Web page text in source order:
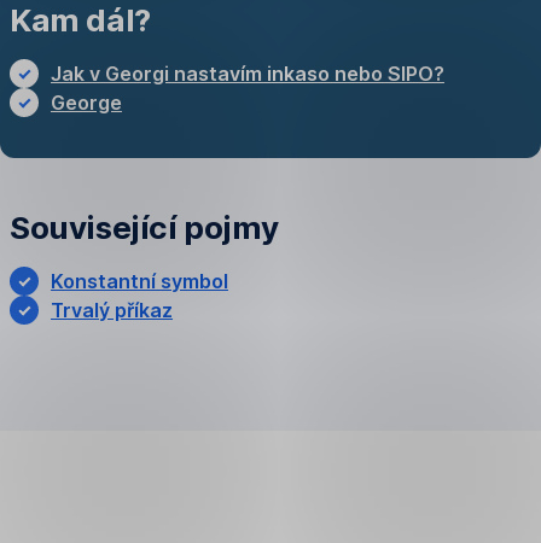
Kam dál?
Jak v Georgi nastavím inkaso nebo SIPO?
George
Související pojmy
Konstantní symbol
Trvalý příkaz